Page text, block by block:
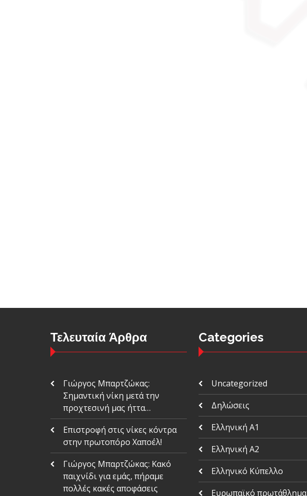
Τελευταία Άρθρα
Γιώργος Μπαρτζώκας:
Σημαντική νίκη μετά την
προχτεσινή μας ήττα…
Επιστροφή στις νίκες κόντρα
στην πρωτοπόρο Χαποέλ!
Γιώργος Μπαρτζώκας: Κακό
παιχνίδι για εμάς, πήραμε
πολλές κακές αποφάσεις
Categories
Uncategorized
Δηλώσεις
Ελληνική Α1
Ελληνική Α2
Ελληνικό Κύπελλο
Ευρωπαϊκό πρωτάθλημα